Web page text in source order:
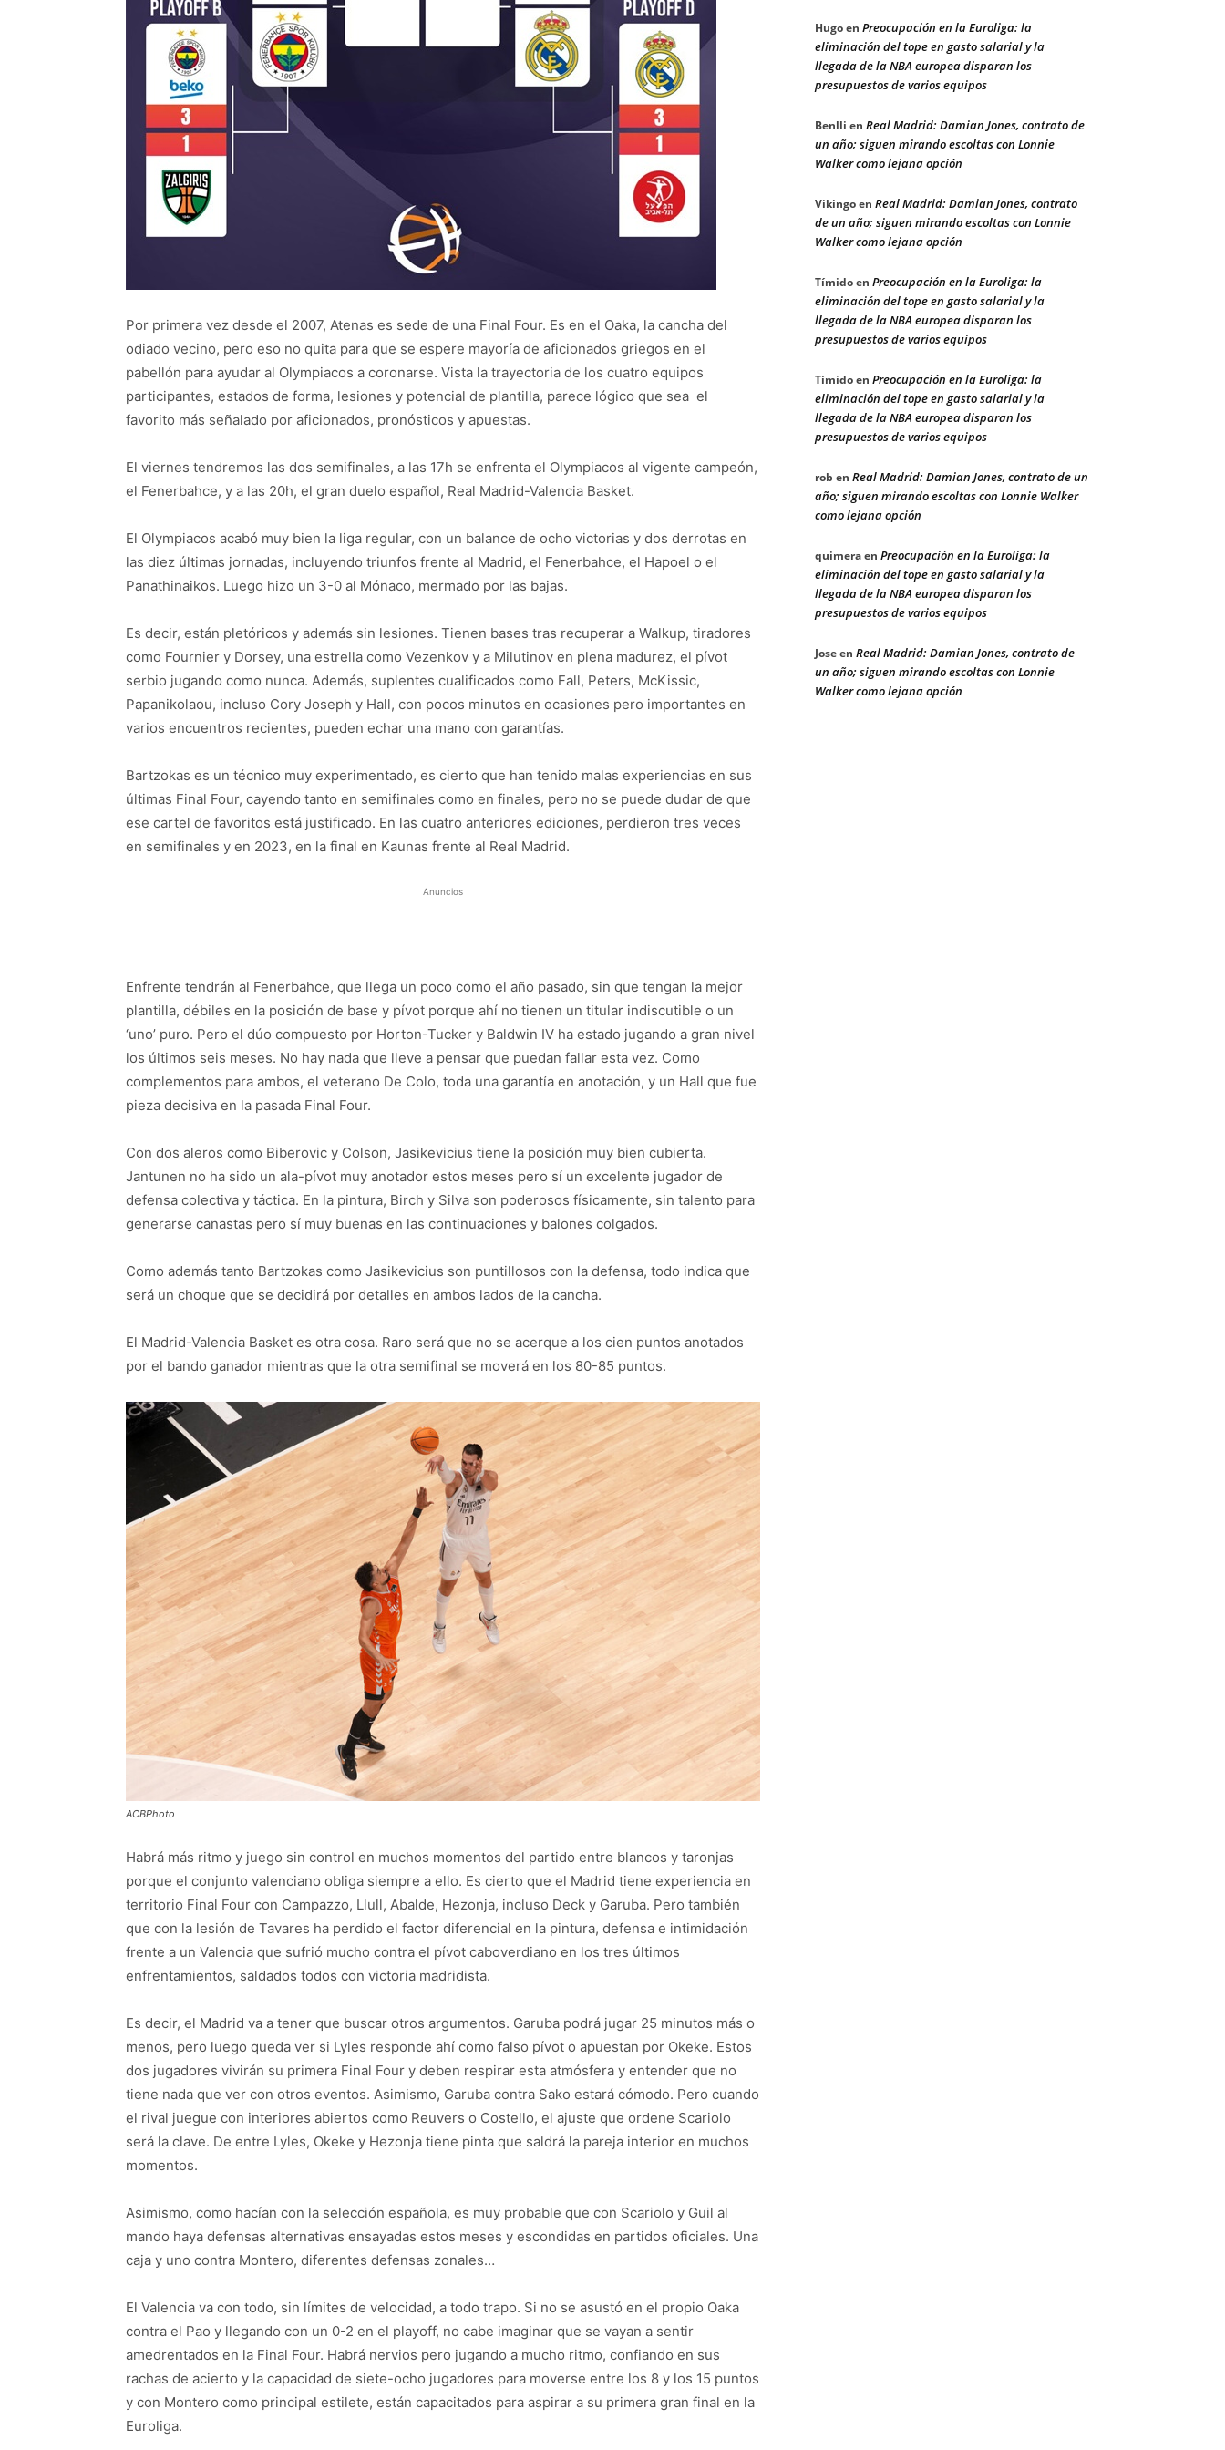
Por primera vez desde el 2007, Atenas es sede de una Final Four. Es en el Oaka, la cancha del
odiado vecino, pero eso no quita para que se espere mayoría de aficionados griegos en el
pabellón para ayudar al Olympiacos a coronarse. Vista la trayectoria de los cuatro equipos
participantes, estados de forma, lesiones y potencial de plantilla, parece lógico que sea el
favorito más señalado por aficionados, pronósticos y apuestas.
El viernes tendremos las dos semifinales, a las 17h se enfrenta el Olympiacos al vigente campeón,
el Fenerbahce, y a las 20h, el gran duelo español, Real Madrid-Valencia Basket.
El Olympiacos acabó muy bien la liga regular, con un balance de ocho victorias y dos derrotas en
las diez últimas jornadas, incluyendo triunfos frente al Madrid, el Fenerbahce, el Hapoel o el
Panathinaikos. Luego hizo un 3-0 al Mónaco, mermado por las bajas.
Es decir, están pletóricos y además sin lesiones. Tienen bases tras recuperar a Walkup, tiradores
como Fournier y Dorsey, una estrella como Vezenkov y a Milutinov en plena madurez, el pívot
serbio jugando como nunca. Además, suplentes cualificados como Fall, Peters, McKissic,
Papanikolaou, incluso Cory Joseph y Hall, con pocos minutos en ocasiones pero importantes en
varios encuentros recientes, pueden echar una mano con garantías.
Bartzokas es un técnico muy experimentado, es cierto que han tenido malas experiencias en sus
últimas Final Four, cayendo tanto en semifinales como en finales, pero no se puede dudar de que
ese cartel de favoritos está justificado. En las cuatro anteriores ediciones, perdieron tres veces
en semifinales y en 2023, en la final en Kaunas frente al Real Madrid.
Anuncios
Enfrente tendrán al Fenerbahce, que llega un poco como el año pasado, sin que tengan la mejor
plantilla, débiles en la posición de base y pívot porque ahí no tienen un titular indiscutible o un
‘uno’ puro. Pero el dúo compuesto por Horton-Tucker y Baldwin IV ha estado jugando a gran nivel
los últimos seis meses. No hay nada que lleve a pensar que puedan fallar esta vez. Como
complementos para ambos, el veterano De Colo, toda una garantía en anotación, y un Hall que fue
pieza decisiva en la pasada Final Four.
Con dos aleros como Biberovic y Colson, Jasikevicius tiene la posición muy bien cubierta.
Jantunen no ha sido un ala-pívot muy anotador estos meses pero sí un excelente jugador de
defensa colectiva y táctica. En la pintura, Birch y Silva son poderosos físicamente, sin talento para
generarse canastas pero sí muy buenas en las continuaciones y balones colgados.
Como además tanto Bartzokas como Jasikevicius son puntillosos con la defensa, todo indica que
será un choque que se decidirá por detalles en ambos lados de la cancha.
El Madrid-Valencia Basket es otra cosa. Raro será que no se acerque a los cien puntos anotados
por el bando ganador mientras que la otra semifinal se moverá en los 80-85 puntos.
ACBPhoto
Habrá más ritmo y juego sin control en muchos momentos del partido entre blancos y taronjas
porque el conjunto valenciano obliga siempre a ello. Es cierto que el Madrid tiene experiencia en
territorio Final Four con Campazzo, Llull, Abalde, Hezonja, incluso Deck y Garuba. Pero también
que con la lesión de Tavares ha perdido el factor diferencial en la pintura, defensa e intimidación
frente a un Valencia que sufrió mucho contra el pívot caboverdiano en los tres últimos
enfrentamientos, saldados todos con victoria madridista.
Es decir, el Madrid va a tener que buscar otros argumentos. Garuba podrá jugar 25 minutos más o
menos, pero luego queda ver si Lyles responde ahí como falso pívot o apuestan por Okeke. Estos
dos jugadores vivirán su primera Final Four y deben respirar esta atmósfera y entender que no
tiene nada que ver con otros eventos. Asimismo, Garuba contra Sako estará cómodo. Pero cuando
el rival juegue con interiores abiertos como Reuvers o Costello, el ajuste que ordene Scariolo
será la clave. De entre Lyles, Okeke y Hezonja tiene pinta que saldrá la pareja interior en muchos
momentos.
Asimismo, como hacían con la selección española, es muy probable que con Scariolo y Guil al
mando haya defensas alternativas ensayadas estos meses y escondidas en partidos oficiales. Una
caja y uno contra Montero, diferentes defensas zonales…
El Valencia va con todo, sin límites de velocidad, a todo trapo. Si no se asustó en el propio Oaka
contra el Pao y llegando con un 0-2 en el playoff, no cabe imaginar que se vayan a sentir
amedrentados en la Final Four. Habrá nervios pero jugando a mucho ritmo, confiando en sus
rachas de acierto y la capacidad de siete-ocho jugadores para moverse entre los 8 y los 15 puntos
y con Montero como principal estilete, están capacitados para aspirar a su primera gran final en la
Euroliga.
Hugoen Preocupación en la Euroliga: la
eliminación del tope en gasto salarial y la
llegada de la NBA europea disparan los
presupuestos de varios equipos
Benlli en Real Madrid: Damian Jones, contrato de
un año; siguen mirando escoltas con Lonnie
Walker como lejana opción
Vikingoen Real Madrid: Damian Jones, contrato
de un año; siguen mirando escoltas con Lonnie
Walker como lejana opción
Tímidoen Preocupación en la Euroliga: la
eliminación del tope en gasto salarial y la
llegada de la NBA europea disparan los
presupuestos de varios equipos
Tímidoen Preocupación en la Euroliga: la
eliminación del tope en gasto salarial y la
llegada de la NBA europea disparan los
presupuestos de varios equipos
rob en Real Madrid: Damian Jones, contrato de un
año; siguen mirando escoltas con Lonnie Walker
como lejana opción
quimeraen Preocupación en la Euroliga: la
eliminación del tope en gasto salarial y la
llegada de la NBA europea disparan los
presupuestos de varios equipos
Joseen Real Madrid: Damian Jones, contrato de
un año; siguen mirando escoltas con Lonnie
Walker como lejana opción